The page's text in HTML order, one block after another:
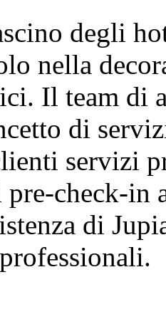
degli
nella
Il team di
di
servizi
check-in
di